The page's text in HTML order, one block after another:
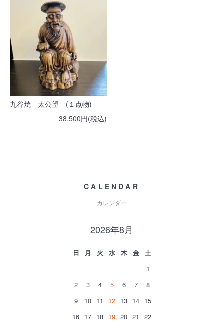
九谷焼 太公望 (１点物)
38,500円(税込)
CALENDAR
カレンダー
2026年8月
日 月 火 水 木 金
土
1
2
3 4 5 6 7
8
9
10 11 12 13 14 15
16 17 18 19 20 21
22